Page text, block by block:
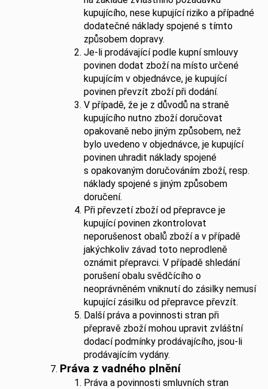
kupujícího, nese kupující riziko a případné
dodatečné náklady spojené s tímto
způsobem dopravy.
Je-li prodávající podle kupní smlouvy
povinen dodat zboží na místo určené
kupujícím v objednávce, je kupující
povinen převzít zboží při dodání.
V případě, že je z důvodů na straně
kupujícího nutno zboží doručovat
opakovaně nebo jiným způsobem, než
bylo uvedeno v objednávce, je kupující
povinen uhradit náklady spojené
s opakovaným doručováním zboží, resp.
náklady spojené s jiným způsobem
doručení.
Při převzetí zboží od přepravce je
kupující povinen zkontrolovat
neporušenost obalů zboží a v případě
jakýchkoliv závad toto neprodleně
oznámit přepravci. V případě shledání
porušení obalu svědčícího o
neoprávněném vniknutí do zásilky nemusí
kupující zásilku od přepravce převzít.
Další práva a povinnosti stran při
přepravě zboží mohou upravit zvláštní
dodací podmínky prodávajícího, jsou-li
prodávajícím vydány.
Práva z vadného plnění
Práva a povinnosti smluvních stran